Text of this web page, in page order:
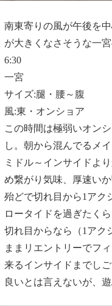
南東寄りの風が午後を
が大きくなさそうな一宮
6:30
一宮
サイズ:腿・腰～腹
風:東・オンショア
この時間は極弱いオン
し。朝から混んでるメ
ミドル～インサイドよ
め繋がり気味、厚速い
殆どで切れ目から1アク
ロータイドを過ぎたく
切れ目からなら（1アク
ままリエントリーでフ
来るインサイドまでし
良いとは言えないが、遊